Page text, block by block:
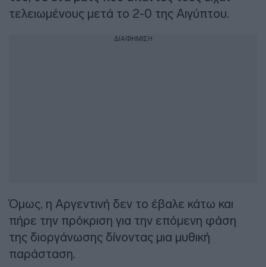
τελειωμένους μετά το 2-0 της Αιγύπτου.
ΔΙΑΦΗΜΙΣΗ
Όμως, η Αργεντινή δεν το έβαλε κάτω και
πήρε την πρόκριση για την επόμενη φάση
της διοργάνωσης δίνοντας μια μυθική
παράσταση.